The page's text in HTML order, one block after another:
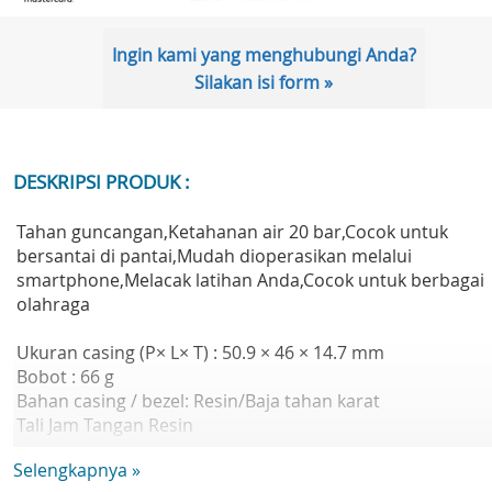
Ingin kami yang menghubungi Anda?
Silakan isi form »
DESKRIPSI PRODUK :
Tahan guncangan,Ketahanan air 20 bar,Cocok untuk
bersantai di pantai,Mudah dioperasikan melalui
smartphone,Melacak latihan Anda,Cocok untuk berbagai
olahraga
Ukuran casing (P× L× T) : 50.9 × 46 × 14.7 mm
Bobot : 66 g
Bahan casing / bezel: Resin/Baja tahan karat
Tali Jam Tangan Resin
Ketahanan air 200 meter
Selengkapnya »